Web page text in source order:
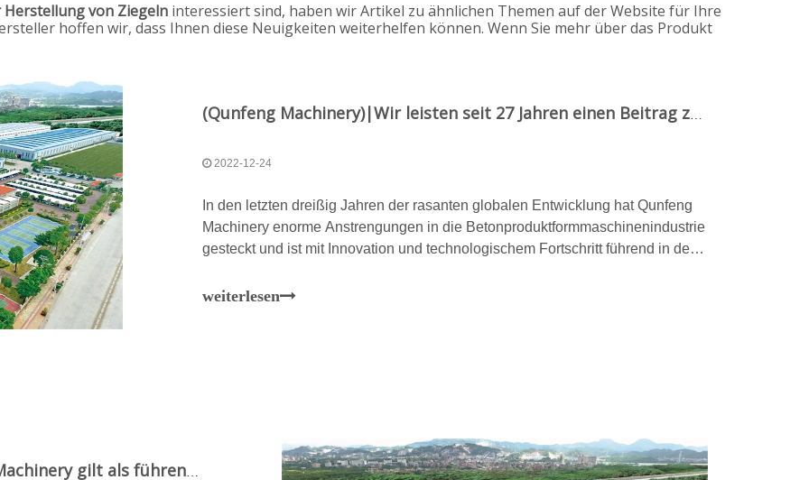
von Ziegeln interessiert sind, haben wir Artikel zu ähnlichen Themen auf der Website für Ihre
hoffen wir, dass Ihnen diese Neuigkeiten weiterhelfen können. Wenn Sie mehr über das Produkt
(Qunfeng Machinery)|Wir leisten seit 27 Jahren einen Beitrag zur globalen Ziegelmaschinenindustrie
2022-12-24
In den letzten dreißig Jahren der rasanten globalen Entwicklung hat Qunfeng
Machinery enorme Anstrengungen in die Betonproduktformmaschinenindustrie
gesteckt und ist mit Innovation und technologischem Fortschritt führend in der
Formmaschinenindustrie geworden
weiterlesen
Industrielle Anerkennung |QUNFENG Machinery gilt als führendes Unternehmen in Chinas Baustoffmaschinenindustrie